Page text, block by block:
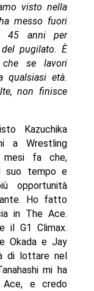
visto nella
messo fuori
45 anni per
pugilato. È
che se lavori
qualsiasi età.
non finisce
Kazuchika
a Wrestling
mesi fa che,
suo tempo e
opportunità
Ho fatto
in The Ace.
il G1 Climax.
Okada e Jay
di lottare nel
mi ha
Ace, e credo